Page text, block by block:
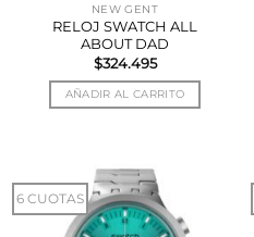
NEW GENT
RELOJ SWATCH ALL
ABOUT DAD
$324.495
AÑADIR AL CARRITO
6 CUOTAS